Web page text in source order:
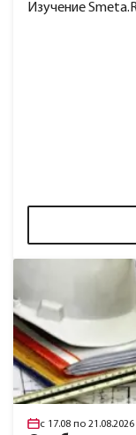
Изучение
с 17.08 по 21.08.2026